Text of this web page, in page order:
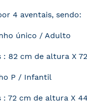
4 aventais, sendo:
único / Adulto
: 82 cm de altura X
P / Infantil
: 72 cm de altura X